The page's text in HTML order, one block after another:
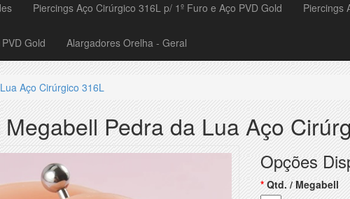
Piercings Aço Cirúrgico 316L p/ 1º Furo e Aço PVD Gold Piercings
Gold Alargadores Orelha - Geral
Aço Cirúrgico 316L
Pedra da Lua Aço
Opções
Qtd. / Megabell